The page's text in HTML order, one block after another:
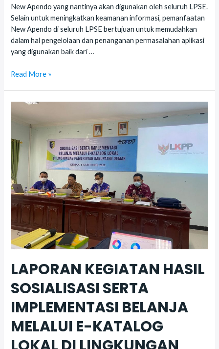
New Apendo yang nantinya akan digunakan oleh seluruh LPSE.
Selain untuk meningkatkan keamanan informasi, pemanfaatan
New Apendo di seluruh LPSE bertujuan untuk memudahkan
dalam hal pengelolaan dan penanganan permasalahan aplikasi
yang digunakan baik dari …
Pemberitahuan
Spamkodok
Apendo
Read More »
LAPORAN KEGIATAN HASIL
SOSIALISASI SERTA
IMPLEMENTASI BELANJA
MELALUI E-KATALOG